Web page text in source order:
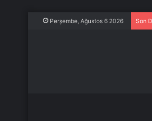
Perşembe, Ağustos 6 2026 Son